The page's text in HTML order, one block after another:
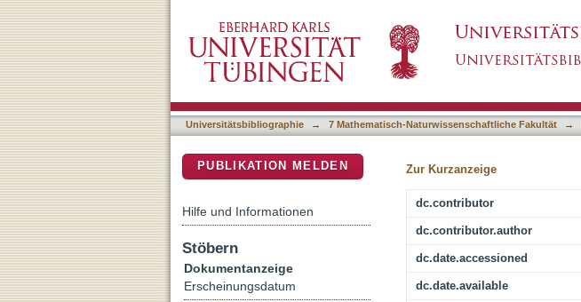
Universitätsbibliographie → 7 Mathematisch-Naturwissenschaftliche Fakultät →
Zur Kurzanzeige
dc.contributor
dc.contributor.author
dc.date.accessioned
dc.date.available
PUBLIKATION MELDEN
Hilfe und Informationen
Stöbern
Dokumentanzeige
Erscheinungsdatum